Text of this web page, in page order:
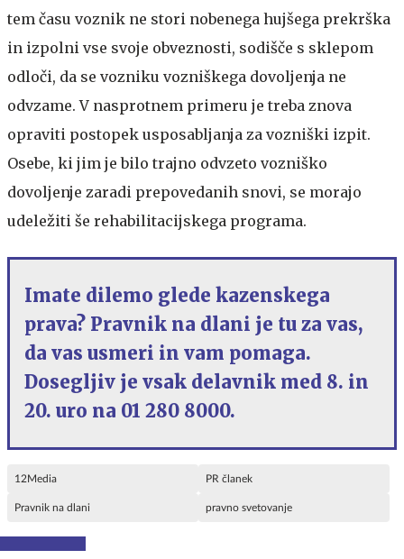
tem času voznik ne stori nobenega hujšega prekrška
in izpolni vse svoje obveznosti, sodišče s sklepom
odloči, da se vozniku vozniškega dovoljenja ne
odvzame. V nasprotnem primeru je treba znova
opraviti postopek usposabljanja za vozniški izpit.
Osebe, ki jim je bilo trajno odvzeto vozniško
dovoljenje zaradi prepovedanih snovi, se morajo
udeležiti še rehabilitacijskega programa.
Imate dilemo glede kazenskega
prava? Pravnik na dlani je tu za vas,
da vas usmeri in vam pomaga.
Dosegljiv je vsak delavnik med 8. in
20. uro na 01 280 8000.
12Media PR članek
Pravnik na dlani pravno svetovanje